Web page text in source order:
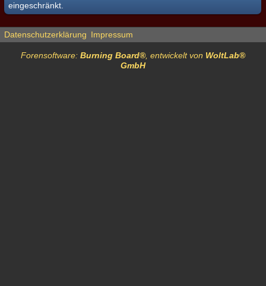
eingeschränkt.
Datenschutzerklärung Impressum
Forensoftware: Burning Board®, entwickelt von WoltLab®
GmbH